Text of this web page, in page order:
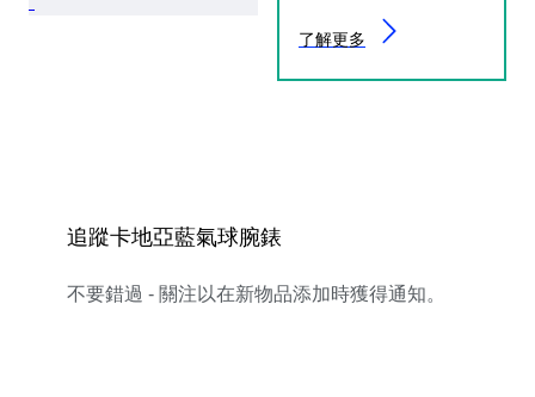
了解更多
追蹤卡地亞藍氣球腕錶
不要錯過 - 關注以在新物品添加時獲得通知。